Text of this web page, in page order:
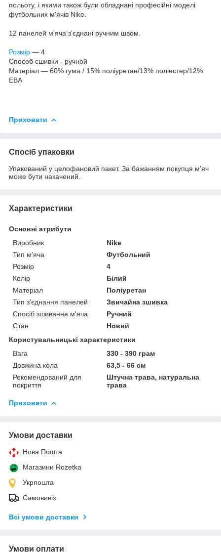
польоту, і якими також були обладнані професійні моделі
футбольних м'ячів Nike.
12 панелей м'яча з'єднані ручним швом.
Розмір — 4
Способ сшивки - ручной
Матеріал — 60% гума / 15% поліуретан/13% поліестер/12%
ЕВА
Приховати
Спосіб упаковки
Упакований у целофановий пакет. За бажанням покупця м'яч
може бути накачений.
Характеристики
Основні атрибути
Виробник
Nike
Тип м'яча
Футбольний
Розмір
4
Колір
Білий
Матеріал
Поліуретан
Тип з'єднання панелей
Звичайна зшивка
Спосіб зшивання м'яча
Ручний
Стан
Новий
Користувальницькі характеристики
Вага
330 - 390 грам
Довжина кола
63,5 - 66 см
Рекомендований для
покриття
Штучна трава, натуральна
трава
Приховати
Умови доставки
Нова Пошта
Магазини Rozetka
Укрпошта
Самовивіз
Всі умови доставки
Умови оплати